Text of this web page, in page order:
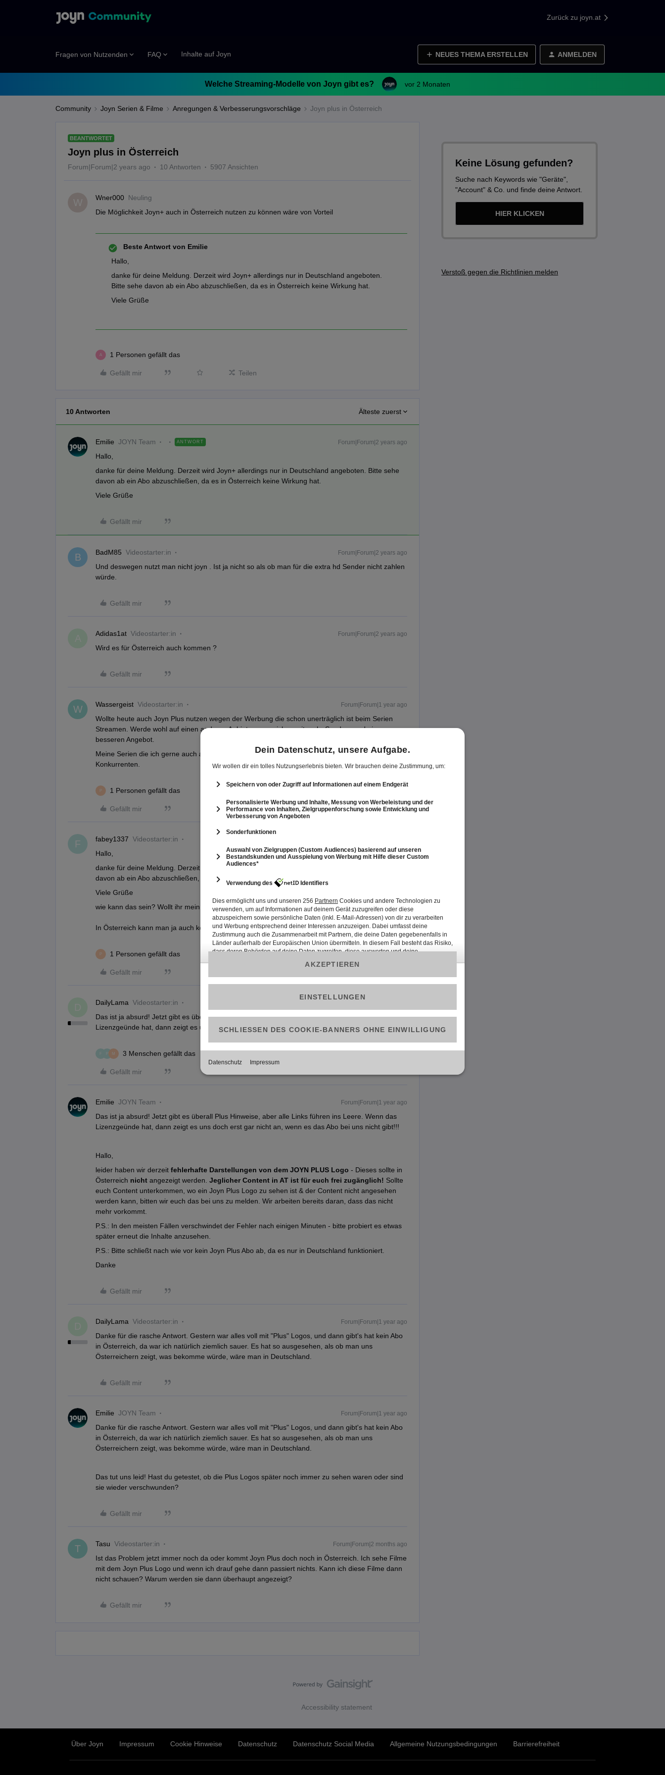
Zurück zu joyn.at
Fragen von Nutzenden FAQ Inhalte auf Joyn NEUES THEMA ERSTELLEN ANMELDEN
Welche Streaming-Modelle von Joyn gibt es? vor 2 Monaten
Community Joyn Serien & Filme Anregungen & Verbesserungsvorschläge Joyn plus in Österreich
BEANTWORTET
Joyn plus in Österreich
Forum|Forum|2 years ago 10 Antworten 5907 Ansichten
W Wner000 Neuling
Die Möglichkeit Joyn+ auch in Österreich nutzen zu können wäre von Vorteil
Beste Antwort von Emilie
Hallo,
danke für deine Meldung. Derzeit wird Joyn+ allerdings nur in Deutschland angeboten.
Bitte sehe davon ab ein Abo abzuschließen, da es in Österreich keine Wirkung hat.
Viele Grüße
A 1 Personen gefällt das
Gefällt mir Teilen
10 Antworten Älteste zuerst
Emilie JOYN Team ANTWORT Forum|Forum|2 years ago
Hallo,
danke für deine Meldung. Derzeit wird Joyn+ allerdings nur in Deutschland angeboten. Bitte sehe
davon ab ein Abo abzuschließen, da es in Österreich keine Wirkung hat.
Viele Grüße
Gefällt mir
B BadM85 Videostarter:in Forum|Forum|2 years ago
Und deswegen nutzt man nicht joyn . Ist ja nicht so als ob man für die extra hd Sender nicht zahlen
würde.
Gefällt mir
Adidas1at Videostarter:in Forum|Forum|2 years ago
Wird es für Österreich auch kommen ?
Gefällt mir
W Wassergeist Videostarter:in Forum|Forum|1 year ago
Wollte heute auch Joyn Plus nutzen wegen der Werbung die schon unerträglich ist beim Serien
Streamen. Werde wohl auf einen anderen Anbieter ausweichen mit mehr Sendern und einem
besseren Angebot.
Meine Serien die ich gerne auch auf Joyn geschaut habe, gibt es Gott sei Dank alle beim
Konkurrenten.
P 1 Personen gefällt das
Gefällt mir
F fabey1337 Videostarter:in
Hallo,
danke für deine Meldung. Derzeit wird Joyn+ allerdings nur in Deutschland angeboten. Bitte sehe
davon ab ein Abo abzuschließen, da es in Österreich keine Wirkung hat.
Viele Grüße
wie kann das sein? Wollt ihr mein Geld nicht?
In Österreich kann man ja auch keine mit “Plus” versehen sachen anschauen?
P 1 Personen gefällt das
Gefällt mir
DailyLama Videostarter:in
Das ist ja absurd! Jetzt gibt es überall Plus Hinweise, aber alle Links führen ins Leere. Wenn das
Lizenzgeünde hat, dann zeigt es uns doch erst gar nicht an, wenn es das Abo bei uns nicht gibt!!!
F P M 3 Menschen gefällt das
Gefällt mir
Emilie JOYN Team Forum|Forum|1 year ago
Das ist ja absurd! Jetzt gibt es überall Plus Hinweise, aber alle Links führen ins Leere. Wenn das
Lizenzgeünde hat, dann zeigt es uns doch erst gar nicht an, wenn es das Abo bei uns nicht gibt!!!
Hallo,
leider haben wir derzeit fehlerhafte Darstellungen von dem JOYN PLUS Logo - Dieses sollte in
Österreich nicht angezeigt werden. Jeglicher Content in AT ist für euch frei zugänglich! Sollte
euch Content unterkommen, wo ein Joyn Plus Logo zu sehen ist & der Content nicht angesehen
werden kann, bitten wir euch das bei uns zu melden. Wir arbeiten bereits daran, dass das nicht
mehr vorkommt.
P.S.: In den meisten Fällen verschwindet der Fehler nach einigen Minuten - bitte probiert es etwas
später erneut die Inhalte anzusehen.
P.S.: Bitte schließt nach wie vor kein Joyn Plus Abo ab, da es nur in Deutschland funktioniert.
Danke
Gefällt mir
DailyLama Videostarter:in Forum|Forum|1 year ago
Danke für die rasche Antwort. Gestern war alles voll mit "Plus" Logos, und dann gibt's hat kein Abo
in Österreich, da war ich natürlich ziemlich sauer. Es hat so ausgesehen, als ob man uns
Österreichern zeigt, was bekomme würde, wäre man in Deutschland.
Gefällt mir
Emilie JOYN Team Forum|Forum|1 year ago
Danke für die rasche Antwort. Gestern war alles voll mit "Plus" Logos, und dann gibt's hat kein Abo
in Österreich, da war ich natürlich ziemlich sauer. Es hat so ausgesehen, als ob man uns
Österreichern zeigt, was bekomme würde, wäre man in Deutschland.
Das tut uns leid! Hast du getestet, ob die Plus Logos später noch immer zu sehen waren oder sind
sie wieder verschwunden?
Gefällt mir
T Tasu Videostarter:in Forum|Forum|2 months ago
Ist das Problem jetzt immer noch da oder kommt Joyn Plus doch noch in Österreich. Ich sehe Filme
mit dem Joyn Plus Logo und wenn ich drauf gehe dann passiert nichts. Kann ich diese Filme dann
nicht schauen? Warum werden sie dann überhaupt angezeigt?
Gefällt mir
Keine Lösung gefunden?
Suche nach Keywords wie "Geräte",
"Account" & Co. und finde deine Antwort.
HIER KLICKEN
Verstoß gegen die Richtlinien melden
Accessibility statement
Über Joyn Impressum Cookie Hinweise Datenschutz Datenschutz Social Media Allgemeine Nutzungsbedingungen Barrierefreiheit